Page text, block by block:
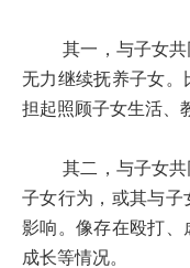
其一，与子女共同
无力继续抚养子女。
担起照顾子女生活、
其二，与子女共同
子女行为，或其与子
影响。像存在殴打、
成长等情况。